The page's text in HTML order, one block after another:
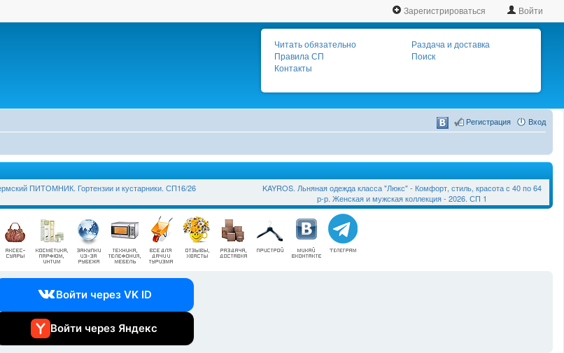
Зарегистрироваться Войти
Читать обязательно
Правила СП
Контакты
Раздача и доставка
Поиск
Вход
Регистрация
ПИТОМНИК. Гортензии и кустарники. СП16/26
KAYROS. Льняная одежда класса "Люкс" - Комфорт, стиль, красота с 40 по 64
р-р. Женская и мужская коллекция - 2026. СП 1
Войти через VK ID
Войти через Яндекс